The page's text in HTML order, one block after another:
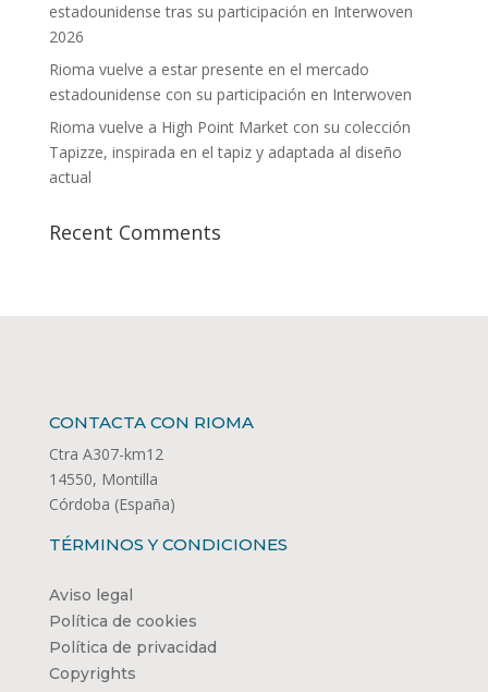
estadounidense tras su participación en Interwoven
2026
Rioma vuelve a estar presente en el mercado
estadounidense con su participación en Interwoven
Rioma vuelve a High Point Market con su colección
Tapizze, inspirada en el tapiz y adaptada al diseño
actual
Recent Comments
CONTACTA CON RIOMA
Ctra A307-km12
14550, Montilla
Córdoba (España)
TÉRMINOS Y CONDICIONES
Aviso legal
Política de cookies
Política de privacidad
Copyrights